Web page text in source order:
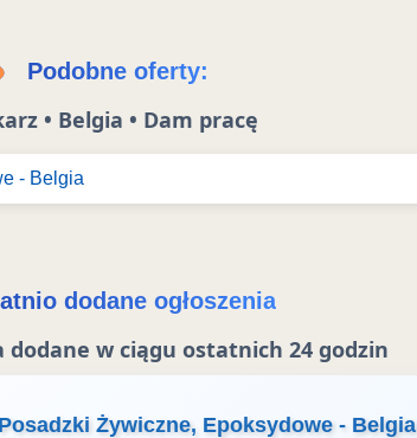
Podobne oferty:
• Belgia • Dam pracę
- Belgia
dodane ogłoszenia
dodane w ciągu ostatnich 24 godzin
Żywiczne, Epoksydowe - Belgia